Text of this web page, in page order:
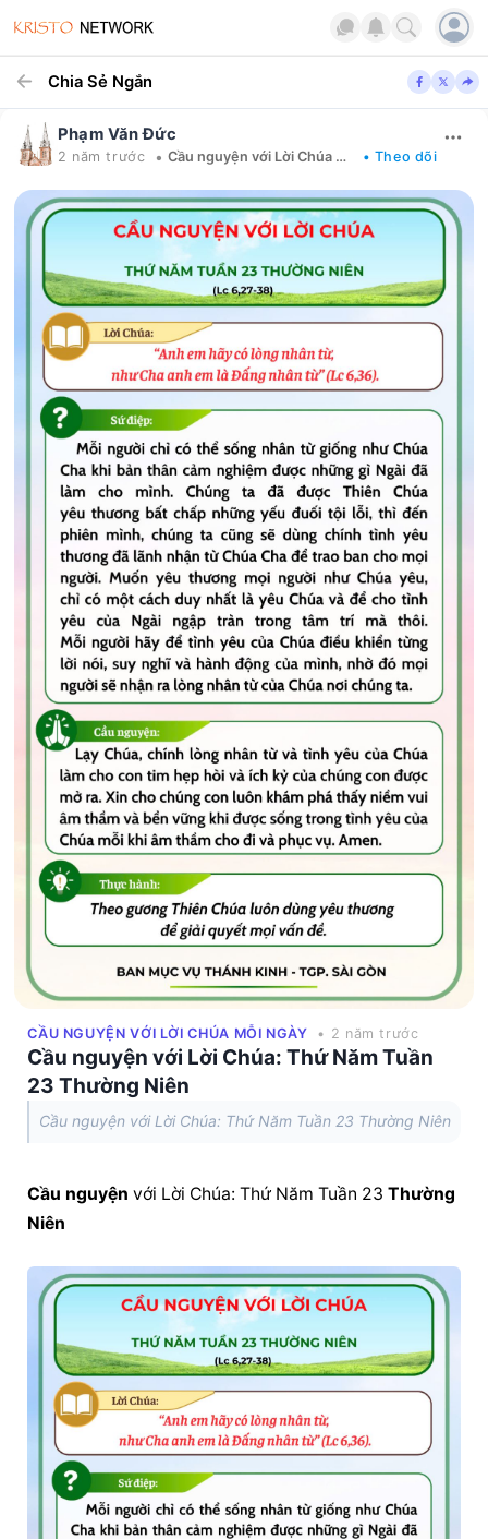
Chia Sẻ Ngắn
Phạm Văn Đức
2 năm trước • Cầu nguyện với Lời Chúa mỗi ngày • Theo dõi
CẦU NGUYỆN VỚI LỜI CHÚA MỖI NGÀY • 2 năm trước
Cầu nguyện với Lời Chúa: Thứ Năm Tuần
23 Thường Niên
Cầu nguyện với Lời Chúa: Thứ Năm Tuần 23 Thường Niên
Cầu nguyện với Lời Chúa: Thứ Năm Tuần 23 Thường
Niên